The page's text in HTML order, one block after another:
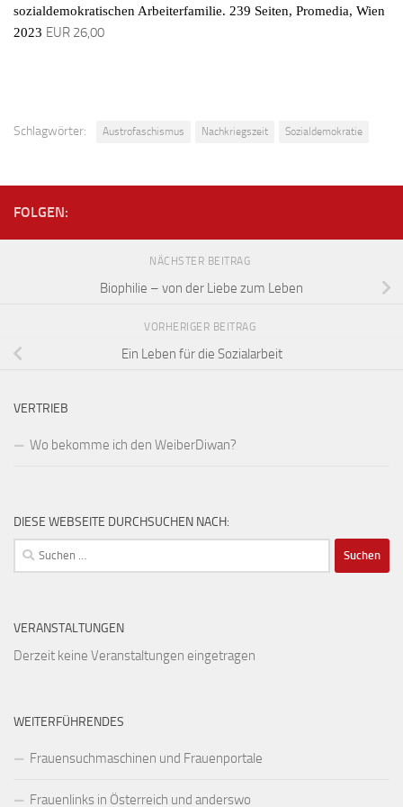
sozialdemokratischen Arbeiterfamilie. 239 Seiten, Promedia, Wien
2023 EUR 26,00
Schlagwörter: Austrofaschismus Nachkriegszeit Sozialdemokratie
FOLGEN:
NÄCHSTER BEITRAG
Biophilie – von der Liebe zum Leben
VORHERIGER BEITRAG
Ein Leben für die Sozialarbeit
VERTRIEB
Wo bekomme ich den WeiberDiwan?
DIESE WEBSEITE DURCHSUCHEN NACH:
Suchen
nach:
VERANSTALTUNGEN
Derzeit keine Veranstaltungen eingetragen
WEITERFÜHRENDES
Frauensuchmaschinen und Frauenportale
Frauenlinks in Österreich und anderswo